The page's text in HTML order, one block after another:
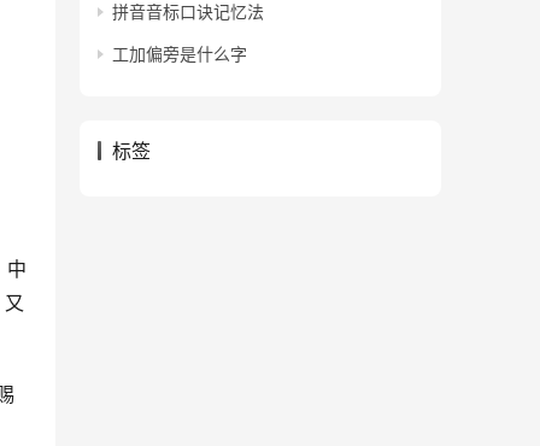
中
拼音音标口诀记忆法
工加偏旁是什么字
标签